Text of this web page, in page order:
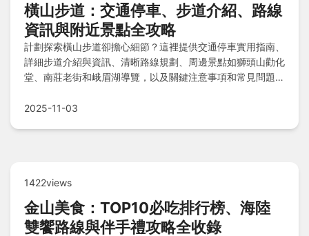
橫山步道：交通停車、步道介紹、路線
資訊與附近景點全攻略
計劃探索橫山步道卻擔心細節？這裡提供交通停車實用指南、
詳細步道介紹與資訊、清晰路線規劃、周邊景點如獅頭山勸化
堂、南莊老街和峨眉湖導覽，以及關鍵注意事項和常見問題解
2025-11-03
1422views
金山美食：TOP10必吃排行榜、海陸
雙饗路線與伴手禮攻略全收錄